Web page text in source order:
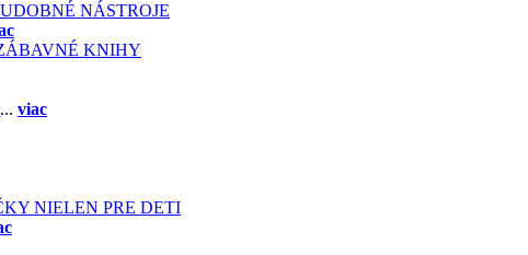
NÁSTROJE
KNIHY
... viac
NIELEN PRE DETI